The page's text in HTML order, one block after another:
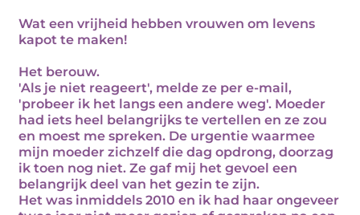
Wat een vrijheid hebben vrouwen om levens
kapot te maken!
Het berouw.
'Als je niet reageert', melde ze per e-mail,
'probeer ik het langs een andere weg'. Moeder
had iets heel belangrijks te vertellen en ze zou
en moest me spreken. De urgentie waarmee
mijn moeder zichzelf die dag opdrong, doorzag
ik toen nog niet. Ze gaf mij het gevoel een
belangrijk deel van het gezin te zijn.
Het was inmiddels 2010 en ik had haar ongeveer